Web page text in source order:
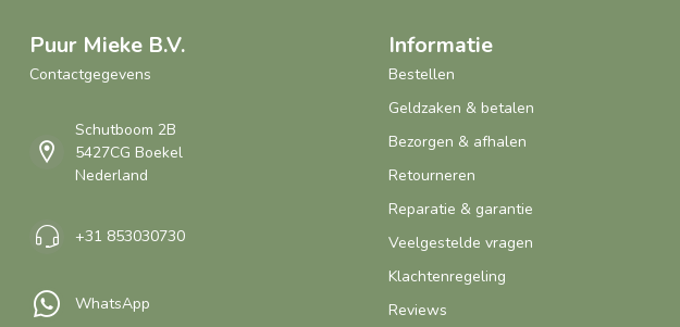
Puur Mieke B.V.
Contactgegevens
Schutboom 2B
5427CG Boekel
Nederland
+31 853030730
WhatsApp
Informatie
Bestellen
Geldzaken & betalen
Bezorgen & afhalen
Retourneren
Reparatie & garantie
Veelgestelde vragen
Klachtenregeling
Reviews